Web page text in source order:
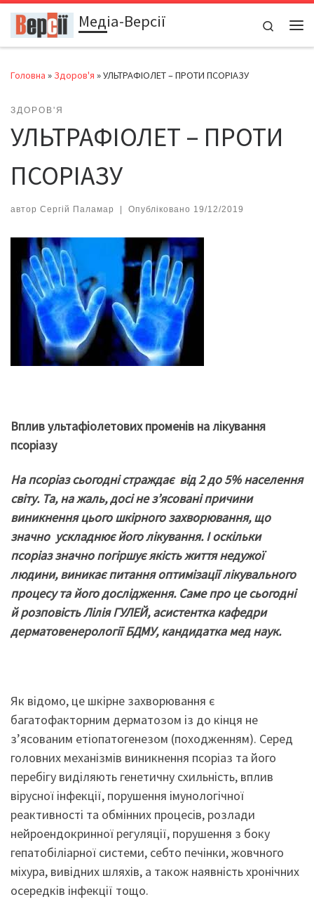
Перейти до вмістуМедіа-Версії
Search
Головна » Здоров'я »УЛЬТРАФІОЛЕТ – ПРОТИ ПСОРІАЗУ
ЗДОРОВ'Я
УЛЬТРАФІОЛЕТ – ПРОТИ
ПСОРІАЗУ
автор Сергій Паламар | Опубліковано 19/12/2019
Вплив ультафіолетових променів на лікування
псоріазу
На псоріаз сьогодні страждає від 2 до 5% населення
світу. Та, на жаль, досі не з’ясовані причини
виникнення цього шкірного захворювання, що
значно ускладнює його лікування. І оскільки
псоріаз значно погіршує якість життя недужої
людини, виникає питання оптимізації лікувального
процесу та його дослідження. Саме про це сьогодні
й розповістьЛілія ГУЛЕЙ, асистентка кафедри
дерматовенерології БДМУ, кандидатка мед наук.
Як відомо, це шкірне захворювання є
багатофакторним дерматозом із до кінця не
з’ясованим етіопатогенезом (походженням). Серед
головних механізмів виникнення псоріаз та його
перебігу виділяють генетичну схильність, вплив
вірусної інфекції, порушення імунологічної
реактивності та обмінних процесів, розлади
нейроендокринної регуляції, порушення з боку
гепатобіліарної системи, себто печінки, жовчного
міхура, вивідних шляхів, а також наявність хронічних
осередків інфекції тощо.